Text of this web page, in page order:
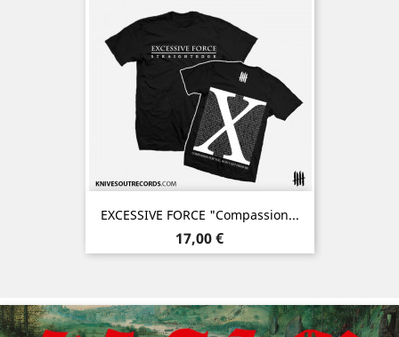
EXCESSIVE FORCE "Compassion...
Prix
17,00 €
Précédent